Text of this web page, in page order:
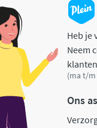
Heb je
Neem
(ma t/m
Ons